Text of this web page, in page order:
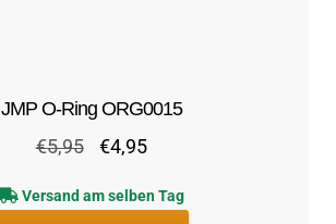
JMP O-Ring ORG0015
€5,95
Ursprünglicher
war:
€4,95Aktueller
ist:
Versand am selben Tag